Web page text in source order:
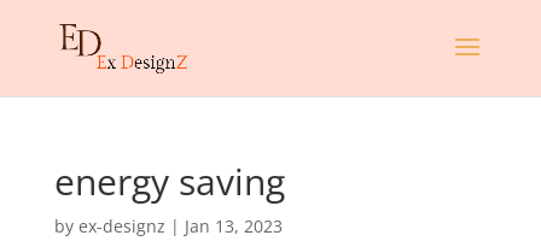
energy saving
by ex-designz | Jan 13, 2023